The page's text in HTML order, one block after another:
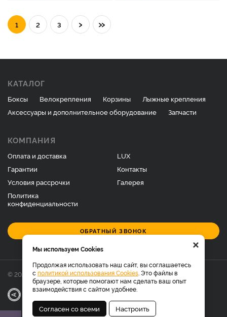
1 2 3 › »
КАТАЛОГ
Боксы Велокрепления Корзины
Лыжные крепления
Аксессуары и дополнительное оборудование
Запчасти
КОМПАНИЯ
Оплата и доставка
Гарантии
Условия рассрочки
Политика
конфиденциальности
LUX
Контакты
Галерея
ОБРАТНЫЙ ЗВОНОК
© 2026 Фирменный магазин багажников LUX.
Разработка|
×
Мы используем Cookies
Продолжая использовать наш сайт, вы соглашаетесь
с политикой использования Cookies . Это файлы в
браузере, которые помогают нам сделать ваш опыт
взаимодействия с сайтом удобнее.
Согласен со всеми Настроить